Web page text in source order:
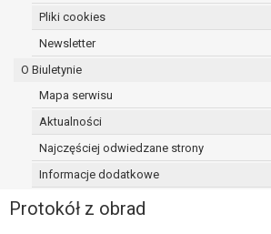
Pliki cookies
Newsletter
O Biuletynie
Mapa serwisu
Aktualności
Najczęściej odwiedzane strony
Informacje dodatkowe
Protokół z obrad
stronie administratora
podstawie art. 20 RODO, w
łącznie spełnione są
przetwarzanie danych
podstawie umowy
której dane dotyczą
zgody wyrażonej
przetwarzanie odbywa